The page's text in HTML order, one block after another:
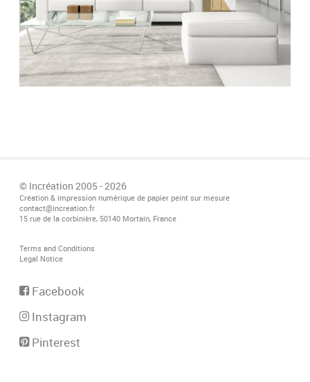
© Incréation 2005 - 2026
Création & impression numérique de papier peint sur mesure
contact@increation.fr
15 rue de la corbinière, 50140 Mortain, France
Terms and Conditions
Legal Notice
Facebook
Instagram
Pinterest